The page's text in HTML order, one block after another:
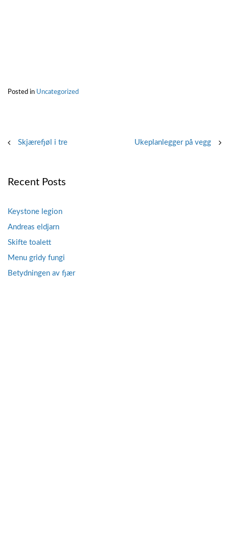
Posted in Uncategorized
Post
Skjærefjøl i tre Ukeplanlegger på vegg
Recent Posts
Keystone legion
Andreas eldjarn
Skifte toalett
Menu gridy fungi
Betydningen av fjær